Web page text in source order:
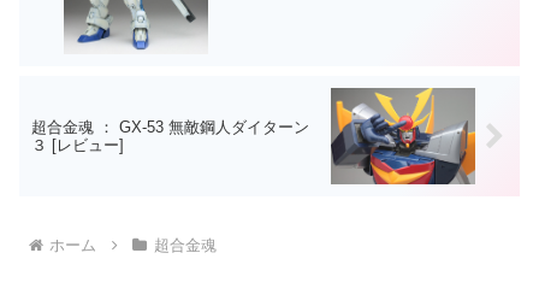
超合金魂 ： GX-53 無敵鋼人ダイターン
３ [レビュー]
ホーム 超合金魂